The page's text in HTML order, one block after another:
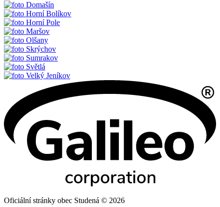
Domašín
Horní Bolíkov
Horní Pole
Maršov
Olšany
Skrýchov
Sumrakov
Světlá
Velký Jeníkov
Oficiální stránky obec Studená © 2026